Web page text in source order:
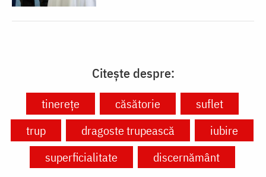
Citește despre:
tinerețe căsătorie
suflet
trup
dragoste trupească
iubire
superficialitate
discernământ